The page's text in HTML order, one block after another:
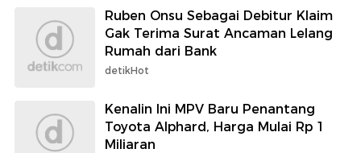
Ruben Onsu Sebagai Debitur Klaim
Gak Terima Surat Ancaman Lelang
Rumah dari Bank
detikHot
Kenalin Ini MPV Baru Penantang
Toyota Alphard, Harga Mulai Rp 1
Miliaran